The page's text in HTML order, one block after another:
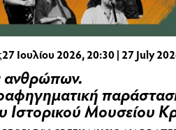
27 Ιουλίου 2026, 20:30 | 27 July
ανθρώπων.
Ιστορικού Μουσείου